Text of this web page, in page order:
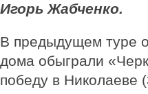
Игорь Жабченко.
В предыдущем туре
дома обыграли
победу в Николаеве